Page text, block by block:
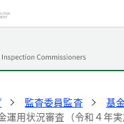
監査委員監査
基
運用状況審査（令和４年実